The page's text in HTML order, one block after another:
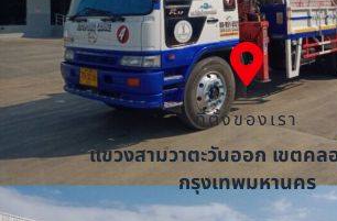
ที่ตั้งของเรา
แขวงสามวาตะวันออก เขตคล
กรุงเทพมหานคร